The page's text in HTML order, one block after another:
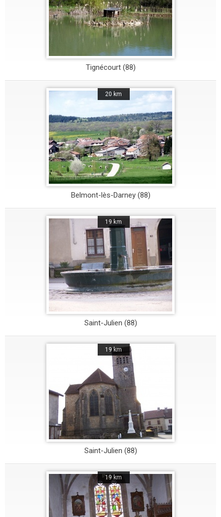
Tignécourt (88)
20 km
Belmont-lès-Darney (88)
19 km
Saint-Julien (88)
19 km
Saint-Julien (88)
19 km